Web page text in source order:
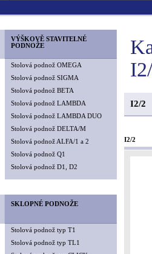
VÝŠKOVĚ STAVITELNÉ
PODNOŽE
Stolová podnož OMEGA
Stolová podnož SIGMA
Stolová podnož BETA
Stolová podnož LAMBDA
Stolová podnož LAMBDA DUO
Stolová podnož DELTA/M
Stolová podnož ALFA/1 a 2
Stolová podnož Q1
Stolová podnož D1, D2
SKLOPNÉ PODNOŽE
Stolová podnož typ T1
Stolová podnož typ TL1
I2/2
I2/2